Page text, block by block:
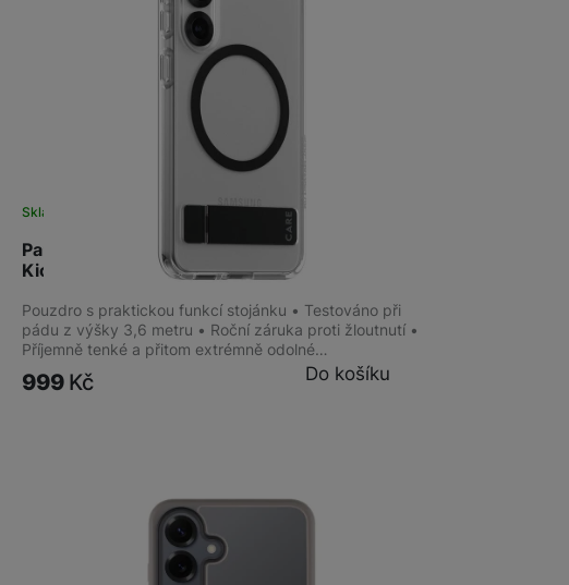
PanzerGlass CARE Samsung Galaxy S25
Kickstand QI
Skladem na 4 prodejnách
Pouzdro s praktickou funkcí stojánku • Testováno při
pádu z výšky 3,6 metru • Roční záruka proti žloutnutí •
Příjemně tenké a přitom extrémně odolné…
999 Kč Do košíku